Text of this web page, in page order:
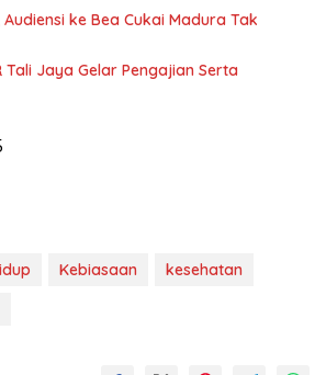
Audiensi ke Bea Cukai Madura Tak
Tali Jaya Gelar Pengajian Serta
Kebiasaan
kesehatan